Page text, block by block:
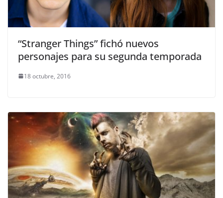
“Stranger Things” fichó nuevos
personajes para su segunda temporada
18 octubre, 2016